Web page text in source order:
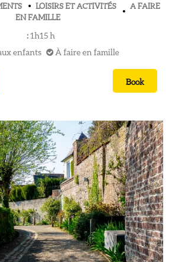
LOISIRS ET ACTIVITÉS
A FAIRE
EN FAMILLE
: 1h15 h
enfants
À faire en famille
Book